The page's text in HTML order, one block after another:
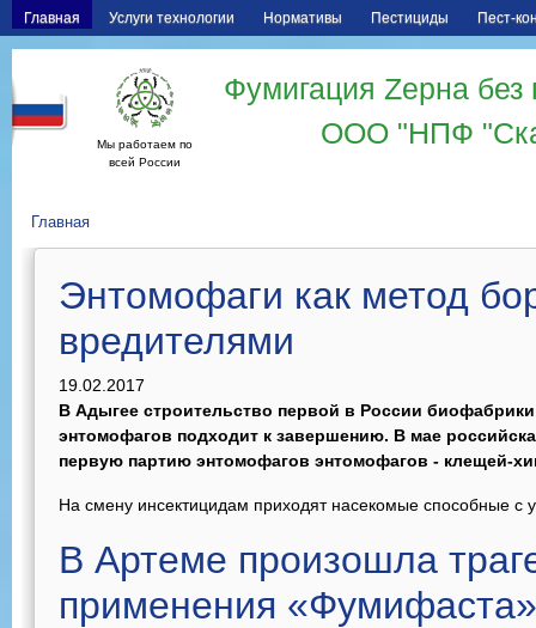
Главная Услуги технологии Нормативы Пестициды Пест-
Мы работаем по
всей России
Фумигация Zерна
ООО "НПФ
Главная
Энтомофаги как метод
вредителями
19.02.2017
В Адыгее строительство первой в России
энтомофагов подходит к завершению. В мае
первую партию энтомофагов энтомофагов - клещей-
На смену инсектицидам приходят насекомые способные с
В Артеме произошла
применения «Фумифаста»